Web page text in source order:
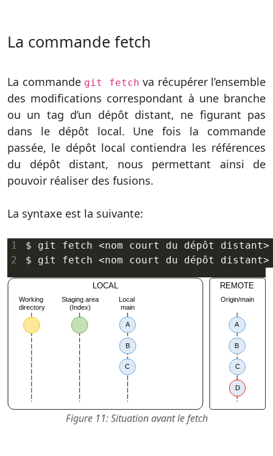
La commande fetch
La commande git fetch va récupérer l’ensemble
des modifications correspondant à une branche
ou un tag d’un dépôt distant, ne figurant pas
dans le dépôt local. Une fois la commande
passée, le dépôt local contiendra les références
du dépôt distant, nous permettant ainsi de
pouvoir réaliser des fusions.
La syntaxe est la suivante:
$ git fetch <nom court du dépôt
$ git fetch <nom court du dépôt
Figure 11: Situation avant le fetch